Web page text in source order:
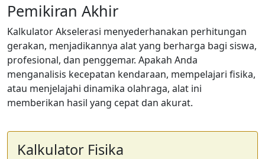
Pemikiran Akhir
Kalkulator Akselerasi menyederhanakan perhitungan
gerakan, menjadikannya alat yang berharga bagi siswa,
profesional, dan penggemar. Apakah Anda
menganalisis kecepatan kendaraan, mempelajari fisika,
atau menjelajahi dinamika olahraga, alat ini
memberikan hasil yang cepat dan akurat.
Kalkulator Fisika